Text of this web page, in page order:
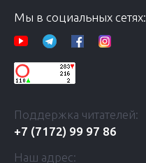
Мы в социальных сетях:
Поддержка читателей:
+7 (7172) 99 97 86
Наш адрес: